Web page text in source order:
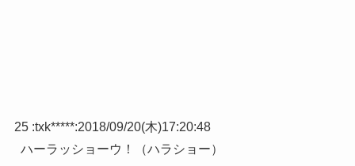
25 :txk*****:2018/09/20(木)17:20:48
ハーラッショーウ！（ハラショー）